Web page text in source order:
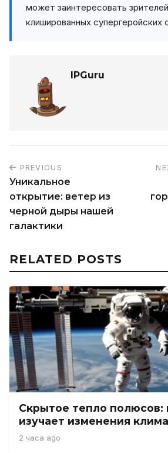
может заинтересовать
клишированных
IPGuru
PREVIOUS
Уникальное
открытие: ветер из
черной дыры нашей
галактики
RELATED POSTS
Скрытое тепло полюсов:
изучает изменения
2 часа ago